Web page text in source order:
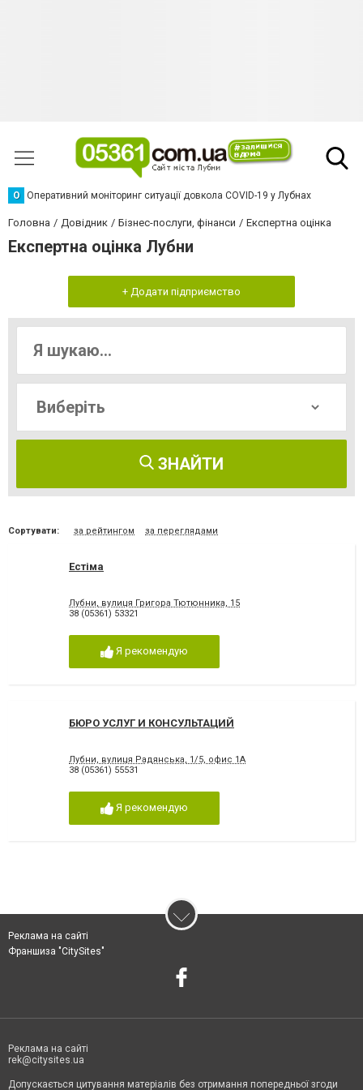
О Оперативний моніторинг ситуації довкола COVID-19 у Лубнах
Головна Довідник Бізнес-послуги, фінанси Експертна оцінка
Експертна оцінка Лубни
+ Додати підприємство
ЗНАЙТИ
Сортувати: за рейтингом за переглядами
Естіма
Лубни, вулиця Григора Тютюнника, 15
38 (05361) 53321
Я рекомендую
БЮРО УСЛУГ И КОНСУЛЬТАЦИЙ
Лубни, вулиця Радянська, 1/5, офис 1А
38 (05361) 55531
Я рекомендую
Реклама на сайті
Франшиза "CitySites"
Реклама на сайті
rek@citysites.ua
Допускається цитування матеріалів без отримання попередньої згоди